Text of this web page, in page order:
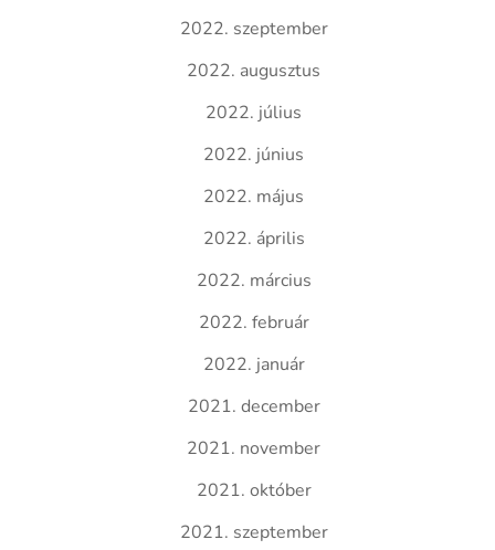
2022. szeptember
2022. augusztus
2022. július
2022. június
2022. május
2022. április
2022. március
2022. február
2022. január
2021. december
2021. november
2021. október
2021. szeptember